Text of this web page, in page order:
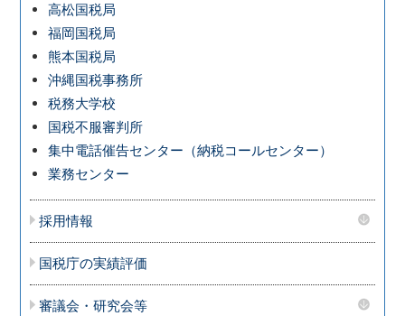
高松国税局
福岡国税局
熊本国税局
沖縄国税事務所
税務大学校
国税不服審判所
集中電話催告センター（納税コールセンター）
業務センター
採用情報
国税庁の実績評価
審議会・研究会等